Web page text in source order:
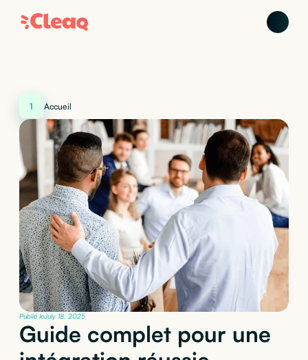
1 Accueil
Publié leJuly 18, 2025
Guide complet pour une